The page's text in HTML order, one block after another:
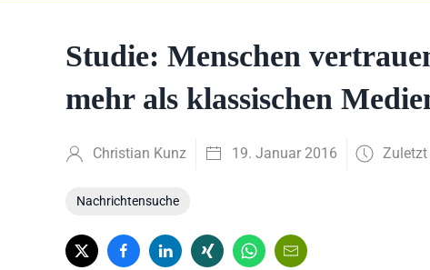
Studie: Menschen
mehr als klassischen
Christian Kunz 19. Januar 2016
Nachrichtensuche